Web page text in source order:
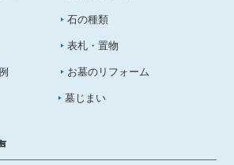
石の種類
表札・置物
お墓のリフォーム
墓じまい